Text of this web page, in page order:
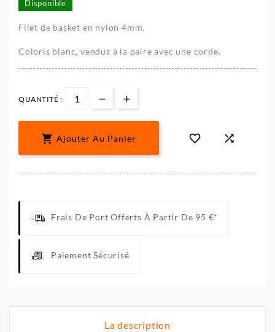
Disponible
Filet de basket en nylon 4mm.
Coloris blanc, vendus à la paire avec une corde.
QUANTITÉ :
 Ajouter Au Panier  
Frais De Port Offerts À Partir De 95 €*
Paiement Sécurisé
La description